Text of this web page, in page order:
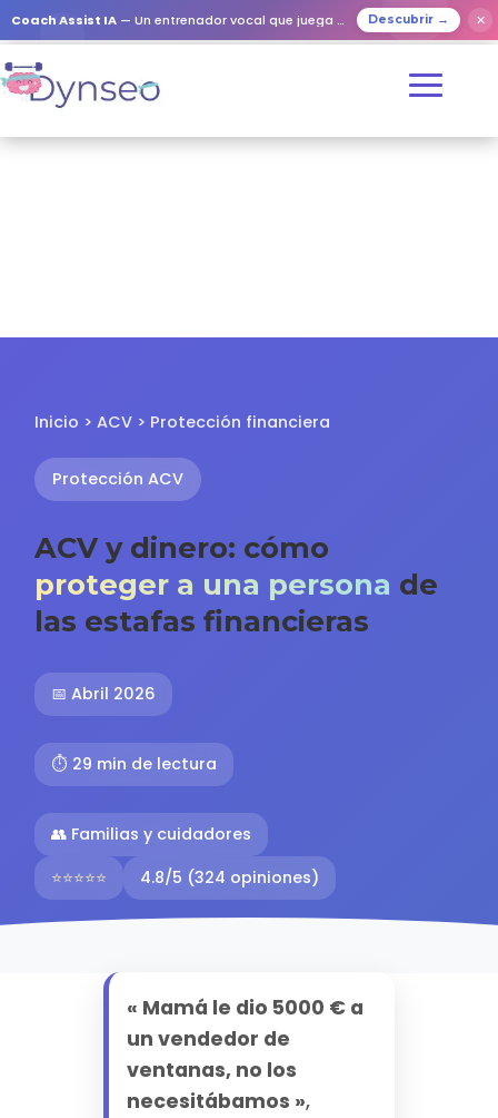
Coach Assist IA — Un entrenador vocal que juega con tus seres queridos Descubrir → ✕
Inicio > ACV > Protección financiera
Protección ACV
ACV y dinero: cómo
proteger a una persona de
las estafas financieras
📅 Abril 2026
⏱️ 29 min de lectura
👥 Familias y cuidadores
⭐⭐⭐⭐⭐
4.8/5 (324 opiniones)
« Mamá le dio 5000 € a
un vendedor de
ventanas, no los
necesitábamos »,